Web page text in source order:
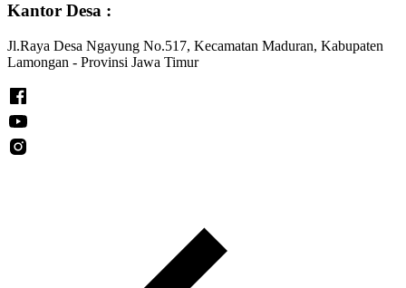
Kantor Desa :
Jl.Raya Desa Ngayung No.517, Kecamatan Maduran, Kabupaten
Lamongan - Provinsi Jawa Timur